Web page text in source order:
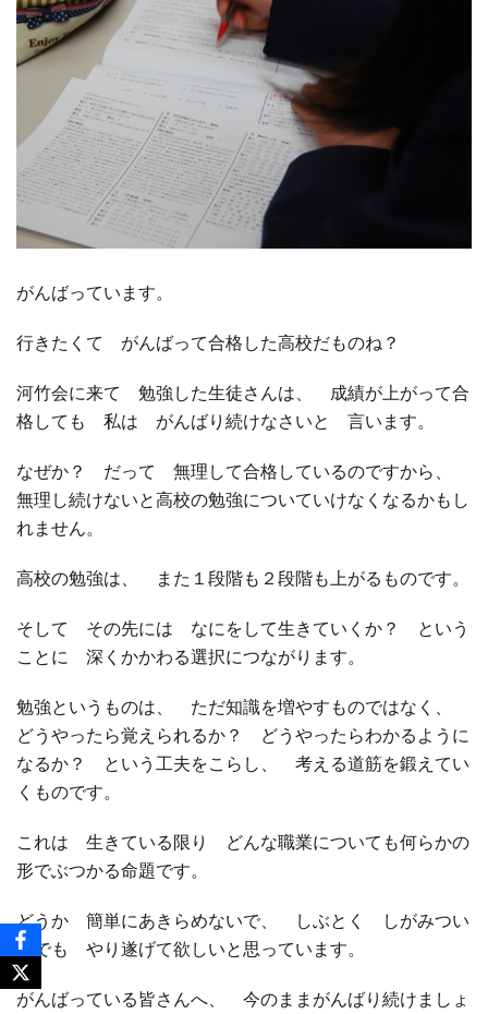
がんばっています。
行きたくて がんばって合格した高校だものね？
河竹会に来て 勉強した生徒さんは、 成績が上がって合
格しても 私は がんばり続けなさいと 言います。
なぜか？ だって 無理して合格しているのですから、
無理し続けないと高校の勉強についていけなくなるかもし
れません。
高校の勉強は、 また１段階も２段階も上がるものです。
そして その先には なにをして生きていくか？ という
ことに 深くかかわる選択につながります。
勉強というものは、 ただ知識を増やすものではなく、
どうやったら覚えられるか？ どうやったらわかるように
なるか？ という工夫をこらし、 考える道筋を鍛えてい
くものです。
これは 生きている限り どんな職業についても何らかの
形でぶつかる命題です。
どうか 簡単にあきらめないで、 しぶとく しがみつい
てでも やり遂げて欲しいと思っています。
がんばっている皆さんへ、 今のままがんばり続けましょ